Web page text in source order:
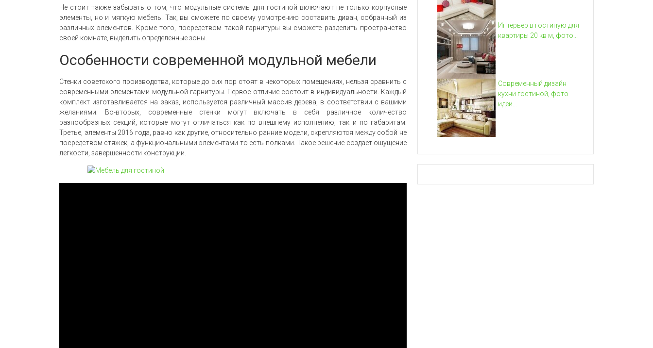
Не стоит также забывать о том, что модульные системы для гостиной включают не только корпусные
элементы, но и мягкую мебель. Так, вы сможете по своему усмотрению составить диван, собранный из
различных элементов. Кроме того, посредством такой гарнитуры вы сможете разделить пространство
своей комнате, выделить определенные зоны.
Особенности современной модульной мебели
Стенки советского производства, которые до сих пор стоят в некоторых помещениях, нельзя сравнить с
современными элементами модульной гарнитуры. Первое отличие состоит в индивидуальности. Каждый
комплект изготавливается на заказ, используется различный массив дерева, в соответствии с вашими
желаниями. Во-вторых, современные стенки могут включать в себя различное количество
разнообразных секций, которые могут отличаться как по внешнему исполнению, так и по габаритам.
Третье, элементы 2016 года, равно как другие, относительно ранние модели, скрепляются между собой не
посредством стяжек, а функциональными элементами то есть полками. Такое решение создает ощущение
легкости, завершенности конструкции.
Интерьер в гостиную для
квартиры 20 кв м, фото...
Современный дизайн
кухни гостиной, фото
идеи...